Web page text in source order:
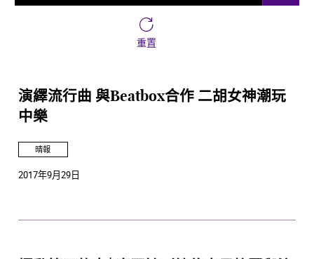
重置
演繹流行曲 與Beatbox合作 二胡女神潮玩
中樂
晴報
2017年9月29日